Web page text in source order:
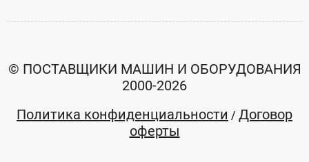
© ПОСТАВЩИКИ МАШИН И ОБОРУДОВАНИЯ
2000-2026
Политика конфиденциальности / Договор
оферты